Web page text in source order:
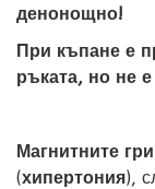
денонощно!
При къпане е
ръката, но не
Магнитните
(хипертония),